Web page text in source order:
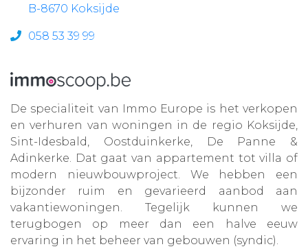
B-8670 Koksijde
058 53 39 99
De specialiteit van Immo Europe is het verkopen
en verhuren van woningen in de regio Koksijde,
Sint-Idesbald, Oostduinkerke, De Panne &
Adinkerke. Dat gaat van appartement tot villa of
modern nieuwbouwproject. We hebben een
bijzonder ruim en gevarieerd aanbod aan
vakantiewoningen. Tegelijk kunnen we
terugbogen op meer dan een halve eeuw
ervaring in het beheer van gebouwen (syndic).